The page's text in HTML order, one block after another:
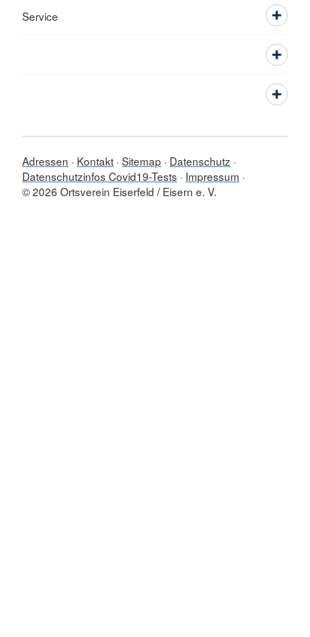
Service
Adressen Kontakt Sitemap
Datenschutz
Datenschutzinfos Covid19-Tests
Impressum
© 2026 Ortsverein Eiserfeld / Eisern e. V.